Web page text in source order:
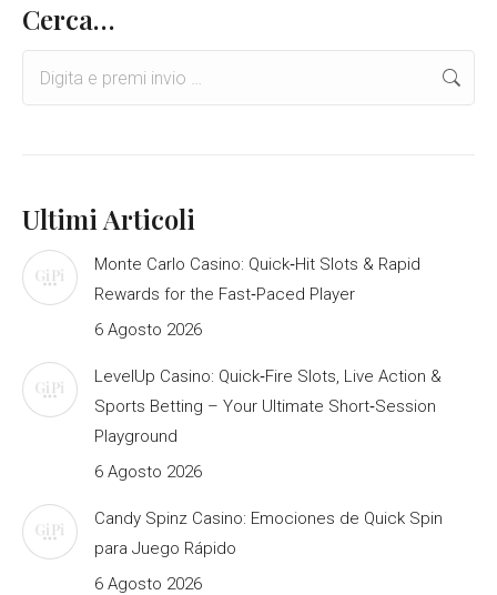
Cerca…
Ultimi Articoli
Monte Carlo Casino: Quick‑Hit Slots & Rapid
Rewards for the Fast‑Paced Player
6 Agosto 2026
LevelUp Casino: Quick‑Fire Slots, Live Action &
Sports Betting – Your Ultimate Short‑Session
Playground
6 Agosto 2026
Candy Spinz Casino: Emociones de Quick Spin
para Juego Rápido
6 Agosto 2026